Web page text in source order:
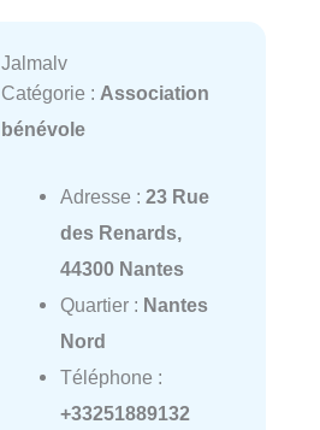
Jalmalv
Catégorie : Association
bénévole
Adresse : 23 Rue
des Renards,
44300 Nantes
Quartier : Nantes
Nord
Téléphone :
+33251889132